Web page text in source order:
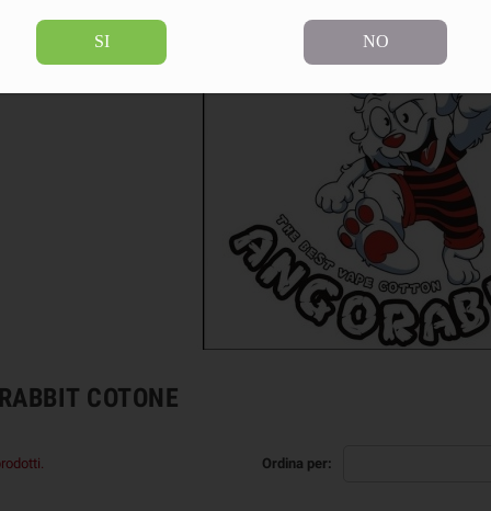
COTONE
Ordina per:
SI NO